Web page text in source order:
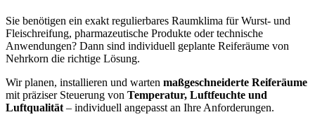
Sie benötigen ein exakt regulierbares Raumklima für Wurst- und
Fleischreifung, pharmazeutische Produkte oder technische
Anwendungen? Dann sind individuell geplante Reiferäume von
Nehrkorn die richtige Lösung.
Wir planen, installieren und warten maßgeschneiderte Reiferäume
mit präziser Steuerung von Temperatur, Luftfeuchte und
Luftqualität – individuell angepasst an Ihre Anforderungen.